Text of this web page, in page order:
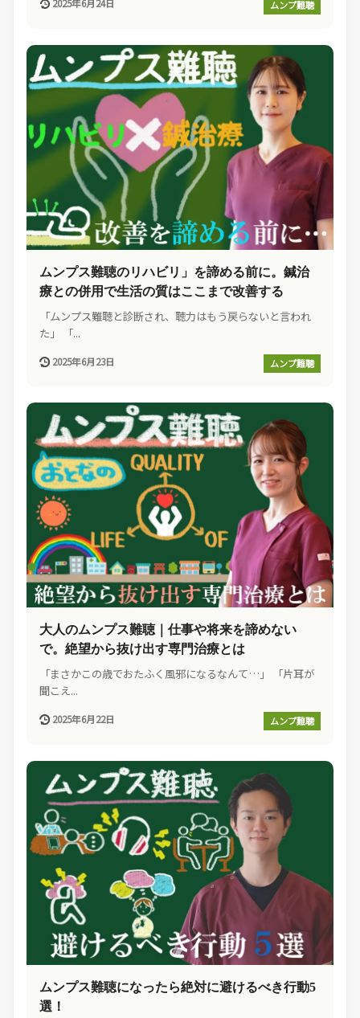
2025年6月24日 ムンプ難聴
ムンプス難聴のリハビリ」を諦める前に。鍼治
療との併用で生活の質はここまで改善する
「ムンプス難聴と診断され、聴力はもう戻らないと言われ
た」 「...
2025年6月23日 ムンプ難聴
大人のムンプス難聴｜仕事や将来を諦めない
で。絶望から抜け出す専門治療とは
「まさかこの歳でおたふく風邪になるなんて…」 「片耳が
聞こえ...
2025年6月22日 ムンプ難聴
ムンプス難聴になったら絶対に避けるべき行動5
選！